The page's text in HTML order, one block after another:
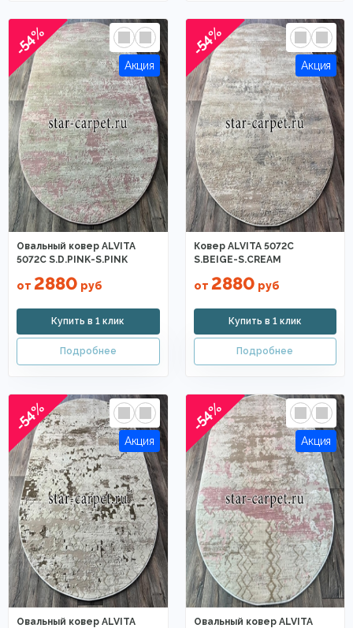
-54%
Овальный ковер ALVITA
5072C S.D.PINK-S.PINK
от 2880 руб
-54%
Ковер ALVITA 5072C
S.BEIGE-S.CREAM
от 2880 руб
-54%
Овальный ковер ALVITA
-54%
Овальный ковер ALVITA